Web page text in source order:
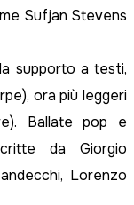
Sufjan Stevens
supporto a testi,
ora più leggeri
Ballate pop e
da Giorgio
Lorenzo